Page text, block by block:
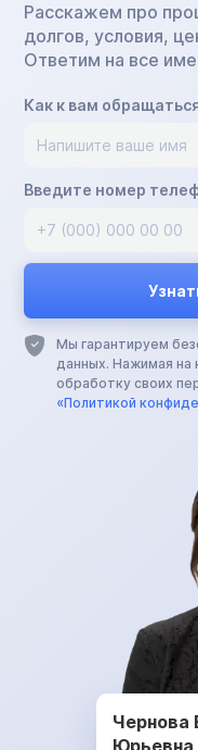
Расскажем про
долгов, условия,
Ответим на все
Как к вам
Введите номер
Мы гарантируем
данных. Нажимая на
обработку своих
«Политикой
Чернова
Юрьевна